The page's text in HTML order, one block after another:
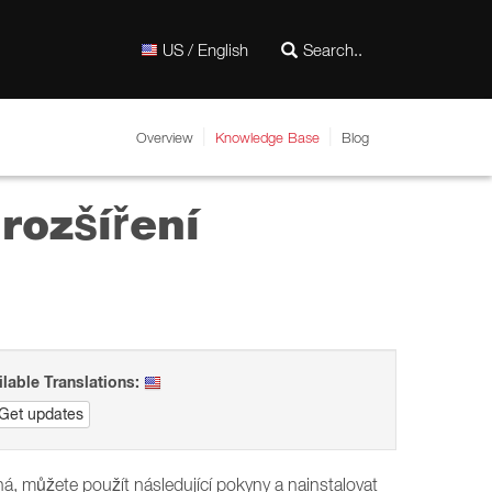
US / English
Overview Knowledge Base Blog
Translations:
updates
můžete použít následující pokyny a nainstalovat